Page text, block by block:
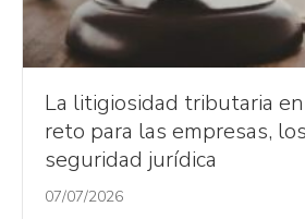
La litigiosidad tributaria
reto para las empresas,
seguridad jurídica
07/07/2026